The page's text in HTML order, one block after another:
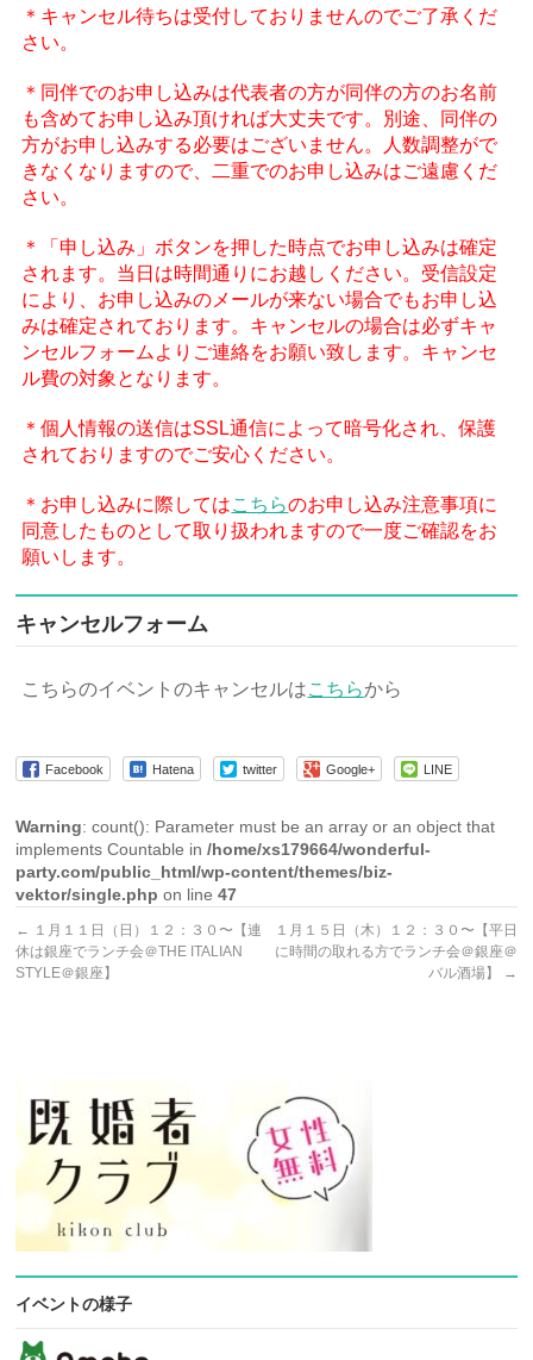
＊キャンセル待ちは受付しておりませんのでご了承くだ
さい。
＊同伴でのお申し込みは代表者の方が同伴の方のお名前
も含めてお申し込み頂ければ大丈夫です。別途、同伴の
方がお申し込みする必要はございません。人数調整がで
きなくなりますので、二重でのお申し込みはご遠慮くだ
さい。
＊「申し込み」ボタンを押した時点でお申し込みは確定
されます。当日は時間通りにお越しください。受信設定
により、お申し込みのメールが来ない場合でもお申し込
みは確定されております。キャンセルの場合は必ずキャ
ンセルフォームよりご連絡をお願い致します。キャンセ
ル費の対象となります。
＊個人情報の送信はSSL通信によって暗号化され、保護
されておりますのでご安心ください。
＊お申し込みに際してはこちらのお申し込み注意事項に
同意したものとして取り扱われますので一度ご確認をお
願いします。
キャンセルフォーム
こちらのイベントのキャンセルはこちらから
Facebook Hatena twitter Google+ LINE
Warning: count(): Parameter must be an array or an object that
implements Countable in/home/xs179664/wonderful-
party.com/public_html/wp-content/themes/biz-
vektor/single.php on line47
← １月１１日（日）１２：３０〜【連
休は銀座でランチ会＠THE ITALIAN
STYLE＠銀座】
１月１５日（木）１２：３０〜【平日
に時間の取れる方でランチ会＠銀座＠
バル酒場】
→
イベントの様子